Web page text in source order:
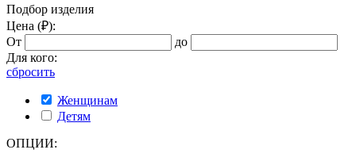
Подбор изделия
Цена (₽):
От
до
Для кого:
сбросить
Женщинам
Детям
ОПЦИИ: